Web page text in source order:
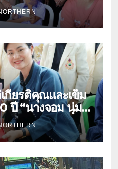
กียรติคุณและเข็ม
นุ่ม
าง อำเภอเมือง